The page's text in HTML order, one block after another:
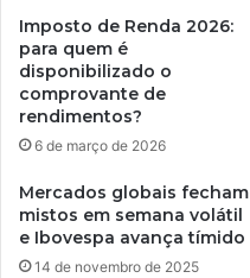
Imposto de Renda 2026:
para quem é
disponibilizado o
comprovante de
rendimentos?
6 de março de 2026
Mercados globais fecham
mistos em semana volátil
e Ibovespa avança tímido
14 de novembro de 2025